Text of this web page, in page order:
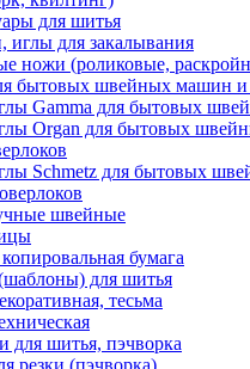
для шитья
иглы для закалывания
ножи (роликовые,
бытовых швейных машин и
Gamma для бытовых
Organ для бытовых
Schmetz для бытовых
швейные
бумага
для шитья
тесьма
для шитья, пэчворка
резки (пэчворка)